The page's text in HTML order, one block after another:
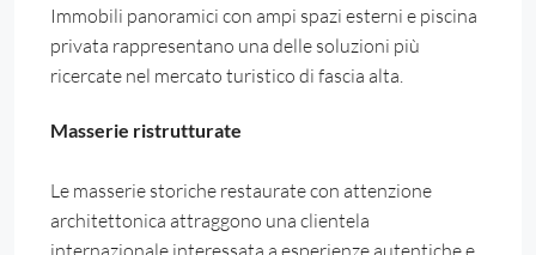
Immobili panoramici con ampi spazi esterni e piscina
privata rappresentano una delle soluzioni più
ricercate nel mercato turistico di fascia alta.
Masserie ristrutturate
Le masserie storiche restaurate con attenzione
architettonica attraggono una clientela
internazionale interessata a esperienze autentiche e